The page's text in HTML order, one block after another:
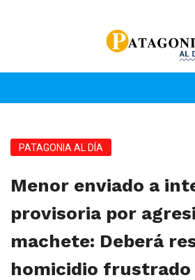
PATAGONIA AL DÍA
Menor enviado a
provisoria por
machete: Deberá
homicidio frustrado